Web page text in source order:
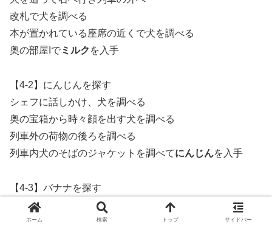
改札で犬を調べる
本が置かれている座席の近くで犬を調べる
奥の部屋Iでミルク を入手
【4-2】にんじんを探す
シェフに話しかけ、犬を調べる
奥の宝箱から時々顔を出す犬を調べる
列車外の荷物の後ろを調べる
列車内犬のそばのジャケットを調べてにんじんを入手
【4-3】バナナを探す
シェフに話しかけ、犬を調べる
奥の部屋IIで犬を調べる
ホーム 検索 トップ サイドバー